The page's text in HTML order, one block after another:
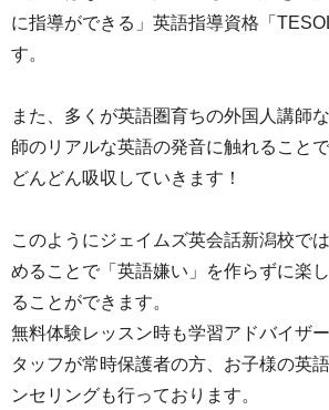
に指導ができる」英語指導資格「
す。
また、多くが英語圏育ちの外国人講師
師のリアルな英語の発音に触れること
どんどん吸収していきます！
このようにジェイムズ英会話新潟校で
めることで「英語嫌い」を作らずに楽
ることができます。
無料体験レッスン時も学習アドバイザ
タッフが常時保護者の方、お子様の英
ンセリングも行っております。